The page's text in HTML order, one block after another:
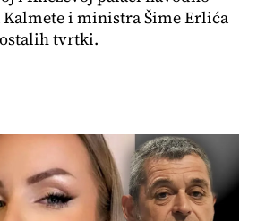
i ministra Šime Erlića
tvrtki.